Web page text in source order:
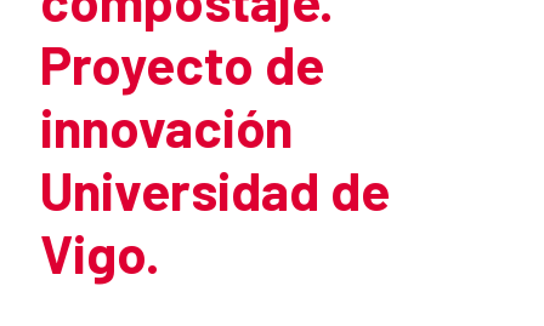
Proyecto de
innovación
Universidad de
Vigo.